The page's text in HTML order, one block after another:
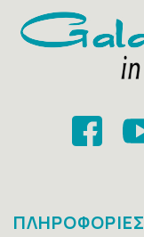
ΠΛΗΡΟΦΟΡΙΕΣ